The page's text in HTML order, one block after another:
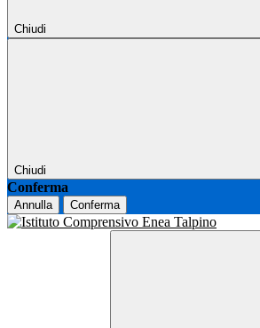
Chiudi
Chiudi
Conferma
Annulla Conferma